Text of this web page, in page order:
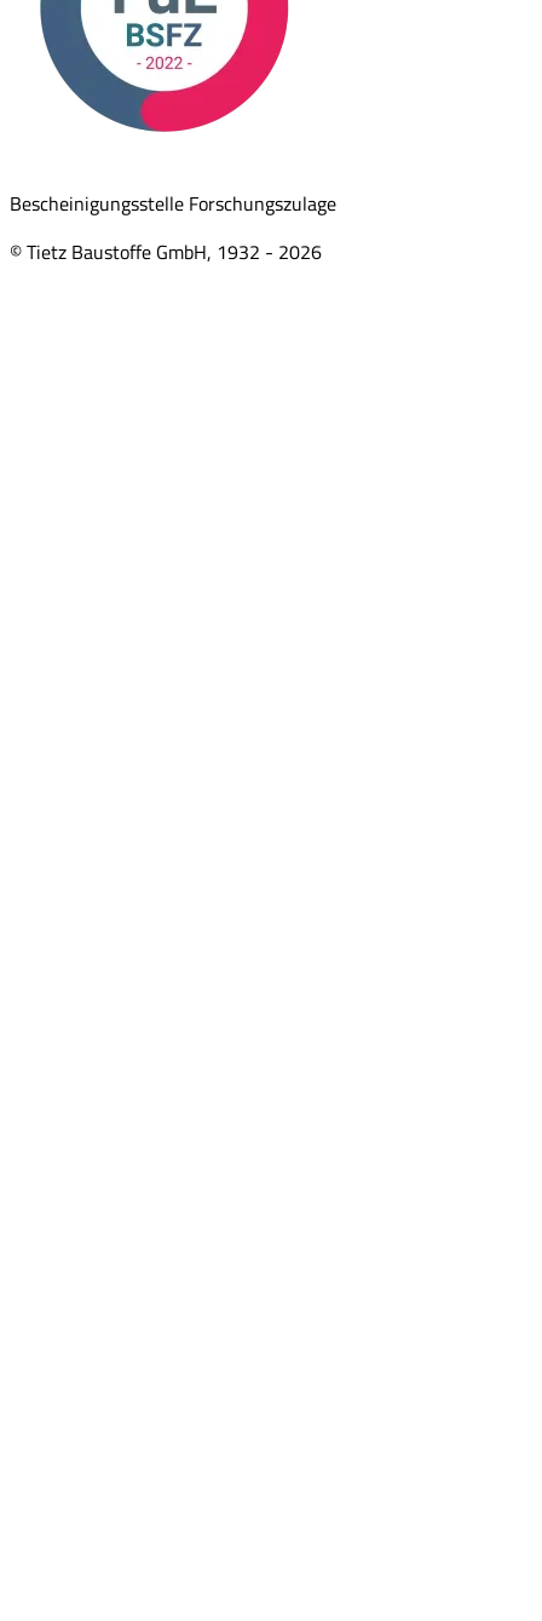
Bescheinigungsstelle Forschungszulage
© Tietz Baustoffe GmbH, 1932 - 2026